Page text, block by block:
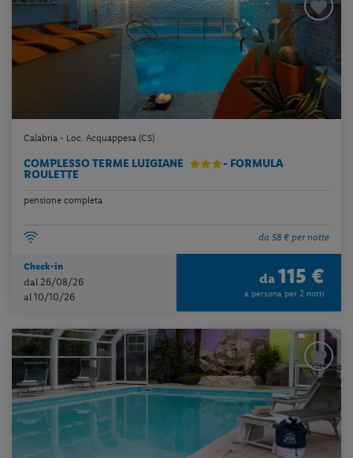
Calabria - Loc. Acquappesa (CS)
COMPLESSO TERME LUIGIANE
- FORMULA
ROULETTE
pensione completa
da 58 € per notte
Check-in
dal 26/08/26
al 10/10/26
da 115 €
a persona per 2 notti